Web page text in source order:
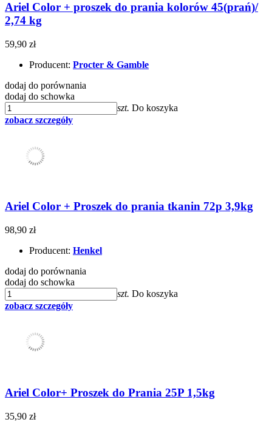
Ariel Color + proszek do prania kolorów 45(prań)/
2,74 kg
59,90 zł
Producent: Procter & Gamble
dodaj do porównania
dodaj do schowka
szt. Do koszyka
zobacz szczegóły
Ariel Color + Proszek do prania tkanin 72p 3,9kg
98,90 zł
Producent: Henkel
dodaj do porównania
dodaj do schowka
szt. Do koszyka
zobacz szczegóły
Ariel Color+ Proszek do Prania 25P 1,5kg
35,90 zł